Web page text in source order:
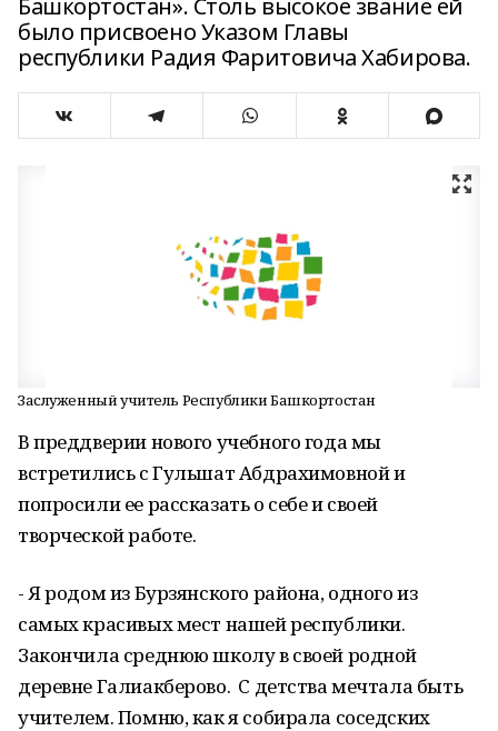
Башкортостан». Столь высокое звание ей
было присвоено Указом Главы
республики Радия Фаритовича Хабирова.
Заслуженный учитель Республики Башкортостан
В преддверии нового учебного года мы
встретились с Гульшат Абдрахимовной и
попросили ее рассказать о себе и своей
творческой работе.
- Я родом из Бурзянского района, одного из
самых красивых мест нашей республики.
Закончила среднюю школу в своей родной
деревне Галиакберово. C детства мечтала быть
учителем. Помню, как я собирала соседских